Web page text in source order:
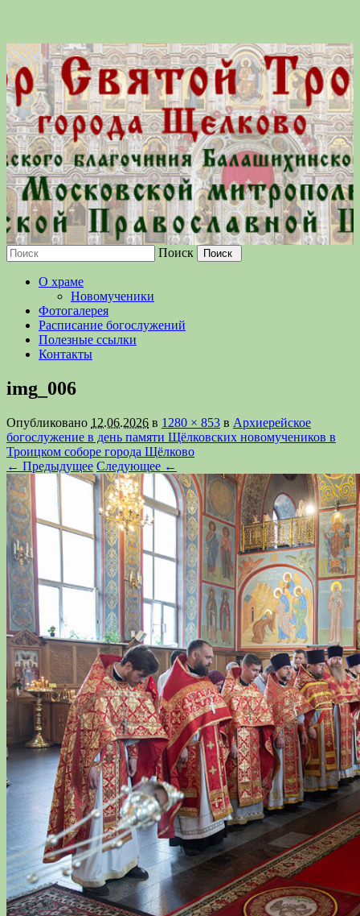
Православной Церкви
Поиск
О храме
Новомученики
Фотогалерея
Расписание богослужений
Полезные ссылки
Контакты
img_006
Опубликовано 12.06.2026 в 1280 × 853 в Архиерейское
богослужение в день памяти Щёлковских новомучеников в
Троицком соборе города Щёлково
← Предыдущее Следующее ←